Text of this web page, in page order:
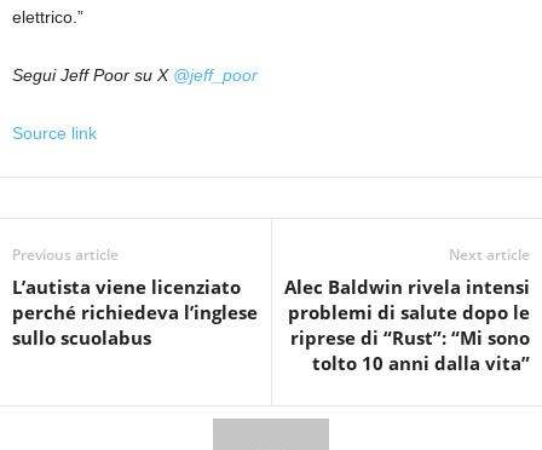
elettrico.”
Segui Jeff Poor su X @jeff_poor
Source link
Previous article
L’autista viene licenziato
perché richiedeva l’inglese
sullo scuolabus
Next article
Alec Baldwin rivela intensi
problemi di salute dopo le
riprese di “Rust”: “Mi sono
tolto 10 anni dalla vita”